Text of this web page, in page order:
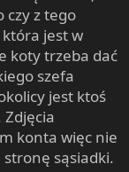
czy z tego
jest w
koty trzeba dać
szefa
jest ktoś
konta więc nie
sąsiadki.